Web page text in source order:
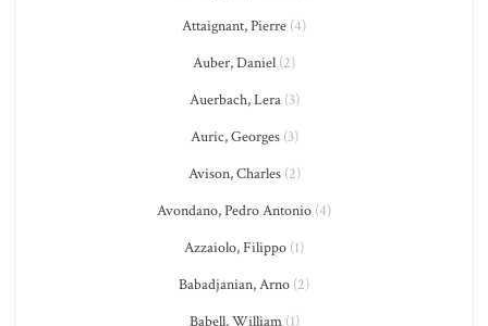
Attaignant, Pierre (4)
Auber, Daniel (2)
Auerbach, Lera(3)
Auric, Georges(3)
Avison, Charles(2)
Avondano, Pedro Antonio (4)
Azzaiolo, Filippo (1)
Babadjanian, Arno (2)
Babell, William(1)